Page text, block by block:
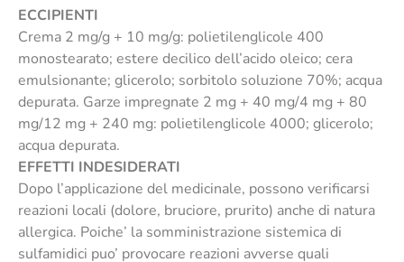
ECCIPIENTI
Crema 2 mg/g + 10 mg/g: polietilenglicole 400
monostearato; estere decilico dell’acido oleico; cera
emulsionante; glicerolo; sorbitolo soluzione 70%; acqua
depurata. Garze impregnate 2 mg + 40 mg/4 mg + 80
mg/12 mg + 240 mg: polietilenglicole 4000; glicerolo;
acqua depurata.
EFFETTI INDESIDERATI
Dopo l’applicazione del medicinale, possono verificarsi
reazioni locali (dolore, bruciore, prurito) anche di natura
allergica. Poiche’ la somministrazione sistemica di
sulfamidici puo’ provocare reazioni avverse quali